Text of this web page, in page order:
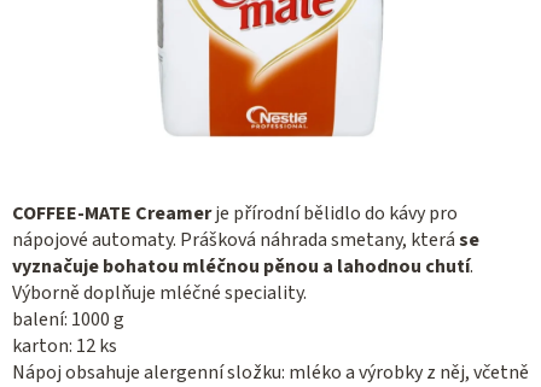
COFFEE-MATE Creamerje přírodní bělidlo do kávy pro
nápojové automaty. Prášková náhrada smetany, kteráse
vyznačuje bohatou mléčnou pěnou a lahodnou chutí.
Výborně doplňuje mléčné speciality.
balení: 1000 g
karton: 12 ks
Nápoj obsahuje alergenní složku: mléko a výrobky z něj, včetně